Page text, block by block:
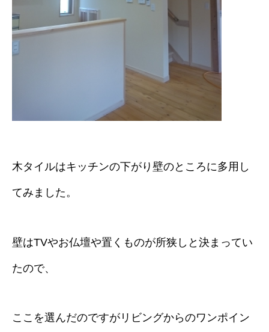
木タイルはキッチンの下がり壁のところに多用し
てみました。
壁はTVやお仏壇や置くものが所狭しと決まってい
たので、
ここを選んだのですがリビングからのワンポイン